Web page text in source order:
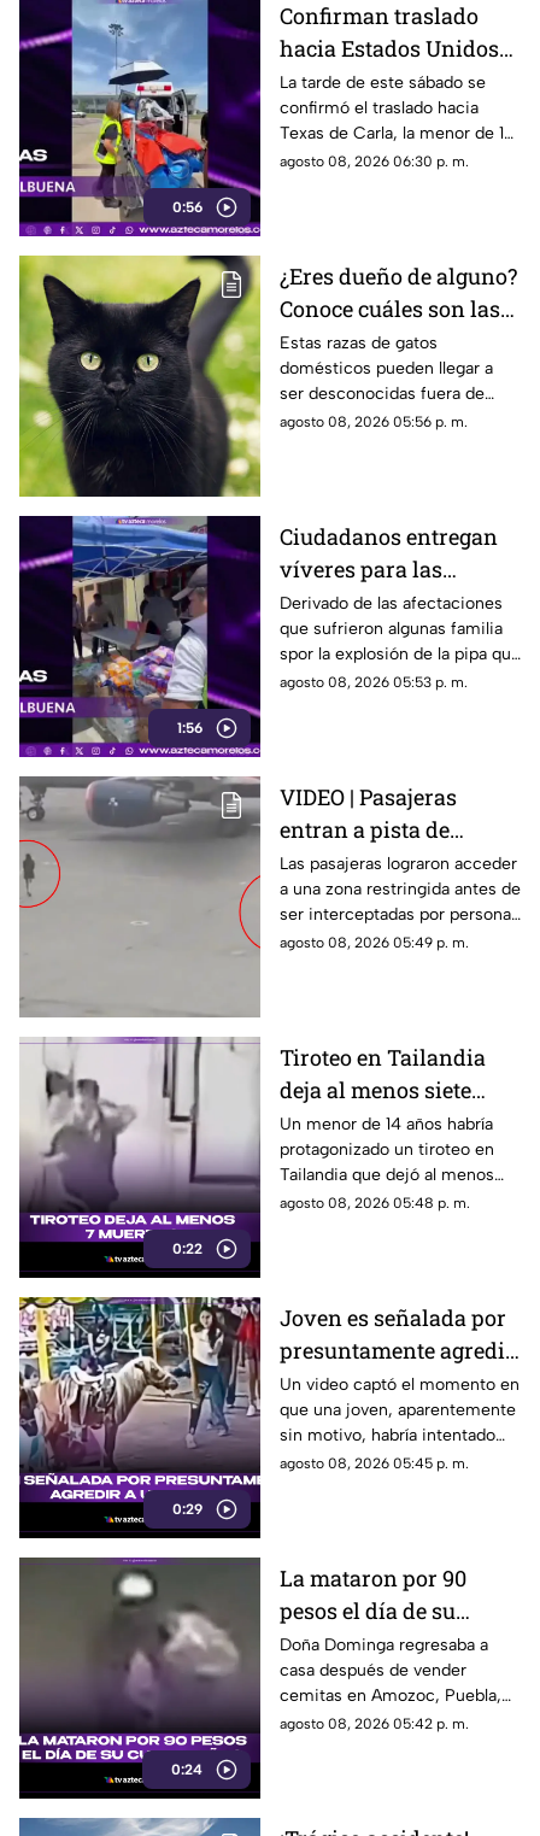
0:56
Confirman traslado
hacia Estados Unidos
de menor que sufrió
quemadura en la
explosión de gas LP en
Cuernavaca
La tarde de este sábado se
confirmó el traslado hacia
Texas de Carla, la menor de 15
años que resultó gravemente
agosto 08, 2026 06:30 p. m.
¿Eres dueño de alguno?
Conoce cuáles son las
cinco razas más raras
de gatos domésticos en
todo el mundo
Estas razas de gatos
domésticos pueden llegar a
ser desconocidas fuera de
círculos especializados, y
agosto 08, 2026 05:56 p. m.
1:56
Ciudadanos entregan
víveres para las
familias afectadas por
la explosión de pipa en
Cuernavaca
Derivado de las afectaciones
que sufrieron algunas familia
spor la explosión de la pipa que
transportaba gas LP,
agosto 08, 2026 05:53 p. m.
VIDEO | Pasajeras
entran a pista de
aeropuerto tras perder
su vuelo; autoridades
logran detenerlas
Las pasajeras lograron acceder
a una zona restringida antes de
ser interceptadas por personal
del aeropuerto.
agosto 08, 2026 05:49 p. m.
0:22
Tiroteo en Tailandia
deja al menos siete
muertos
Un menor de 14 años habría
protagonizado un tiroteo en
Tailandia que dejó al menos
siete personas muertas, entre
agosto 08, 2026 05:48 p. m.
0:29
Joven es señalada por
presuntamente agredir
a un pony en feria de
Pueblo Mágico
Un video captó el momento en
que una joven, aparentemente
sin motivo, habría intentado
agredir a un pequeño pony.
agosto 08, 2026 05:45 p. m.
0:24
La mataron por 90
pesos el día de su
cumpleaños; Este es el
caso de Doña Dominga
Doña Dominga regresaba a
casa después de vender
cemitas en Amozoc, Puebla,
cuando presuntamente un
agosto 08, 2026 05:42 p. m.